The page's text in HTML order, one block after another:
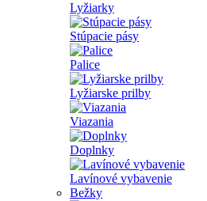
Lyžiarky
Stúpacie pásy
Palice
Lyžiarske prilby
Viazania
Doplnky
Lavínové vybavenie
Bežky